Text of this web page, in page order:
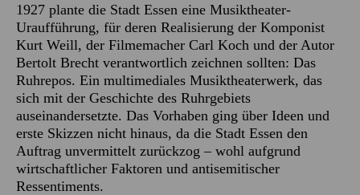
1927 plante die Stadt Essen eine Musiktheater-
Uraufführung, für deren Realisierung der Komponist
Kurt Weill, der Filmemacher Carl Koch und der Autor
Bertolt Brecht verantwortlich zeichnen sollten: Das
Ruhrepos. Ein multimediales Musiktheaterwerk, das
sich mit der Geschichte des Ruhrgebiets
auseinandersetzte. Das Vorhaben ging über Ideen und
erste Skizzen nicht hinaus, da die Stadt Essen den
Auftrag unvermittelt zurückzog – wohl aufgrund
wirtschaftlicher Faktoren und antisemitischer
Ressentiments.